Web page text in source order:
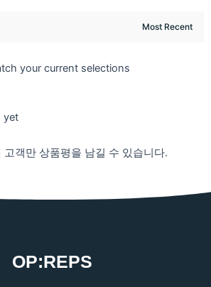
your current selections
yet
객만 상품평을 남길 수 있습니다.
OP:REPS